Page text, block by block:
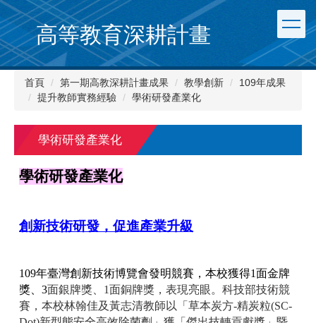
跳
到
主
要
內
高等教育深耕計畫
首頁 第一期高教深耕計畫成果 教學創新
109年成果
提升教師實務經驗
學術研發產業化
學術研發產業化
學術研發產業化
創新技術研發，促進產業升級
109年臺灣創新技術博覽會發明競賽，本校獲得1面金牌
獎、3面銀牌獎、1面銅牌獎，表現亮眼。科技部技術競
賽，本校林翰佳及黃志清教師以「草本炭方-精炭粒(SC-